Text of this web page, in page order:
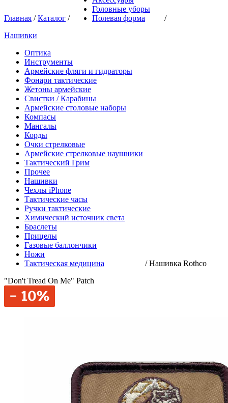
Главная /Каталог /
Головные уборы
Полевая форма
/
Нашивки
Оптика
Инструменты
Армейские фляги и гидраторы
Фонари тактические
Жетоны армейские
Свистки / Карабины
Армейские столовые наборы
Компасы
Мангалы
Корды
Очки стрелковые
Армейские стрелковые наушники
Тактический Грим
Прочее
Нашивки
Чехлы iPhone
Тактические часы
Ручки тактические
Химический источник света
Браслеты
Прицелы
Газовые баллончики
Ножи
Тактическая медицина
/Нашивка Rothco
"Don't Tread On Me" Patch